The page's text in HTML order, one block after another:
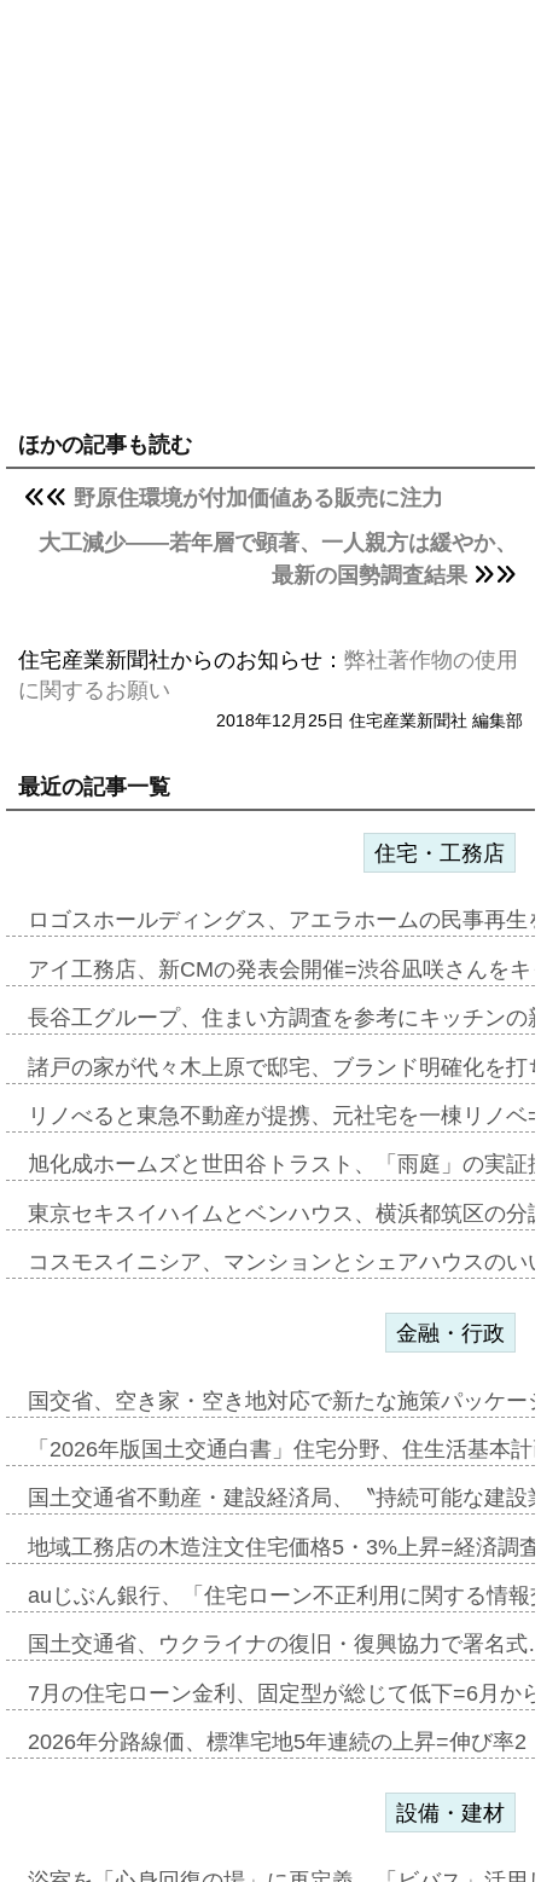
ほかの記事も読む
野原住環境が付加価値ある販売に注力
大工減少――若年層で顕著、一人親方は緩やか、
最新の国勢調査結果
住宅産業新聞社からのお知らせ： 弊社著作物の使用
に関するお願い
2018年12月25日 住宅産業新聞社 編集部
最近の記事一覧
住宅・工務店
ロゴスホールディングス、アエラホームの民事再
アイ工務店、新CMの発表会開催=渋谷凪咲さんを
長谷工グループ、住まい方調査を参考にキッチン
諸戸の家が代々木上原で邸宅、ブランド明確化を
リノべると東急不動産が提携、元社宅を一棟リノ
旭化成ホームズと世田谷トラスト、「雨庭」の実
東京セキスイハイムとベンハウス、横浜都筑区の
コスモスイニシア、マンションとシェアハウスの
金融・行政
国交省、空き家・空き地対応で新たな施策パッケ
「2026年版国土交通白書」住宅分野、住生活基本
国土交通省不動産・建設経済局、〝持続可能な建
地域工務店の木造注文住宅価格5・3%上昇=経済調
auじぶん銀行、「住宅ローン不正利用に関する情
国土交通省、ウクライナの復旧・復興協力で署名
7月の住宅ローン金利、固定型が総じて低下=6月か
2026年分路線価、標準宅地5年連続の上昇=伸び率
設備・建材